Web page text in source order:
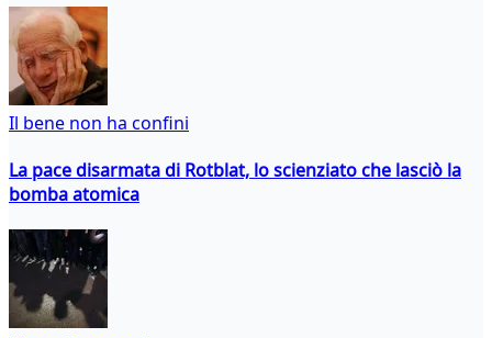
Il bene non ha confini
La pace disarmata di Rotblat, lo scienziato che lasciò la
bomba atomica